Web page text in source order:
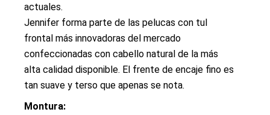
actuales.
Jennifer forma parte de las pelucas con tul
frontal más innovadoras del mercado
confeccionadas con cabello natural de la más
alta calidad disponible. El frente de encaje fino es
tan suave y terso que apenas se nota.
Montura: